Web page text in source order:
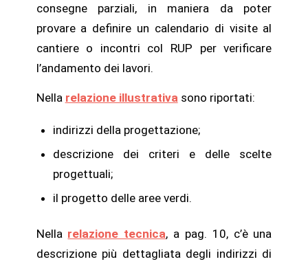
consegne parziali, in maniera da poter
provare a definire un calendario di visite al
cantiere o incontri col RUP per verificare
l’andamento dei lavori.
Nella relazione illustrativa sono riportati:
indirizzi della progettazione;
descrizione dei criteri e delle scelte
progettuali;
il progetto delle aree verdi.
Nella relazione tecnica, a pag. 10, c’è una
descrizione più dettagliata degli indirizzi di